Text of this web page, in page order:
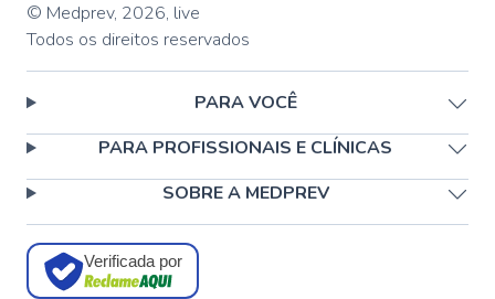
© Medprev, 2026, live
Todos os direitos reservados
PARA VOCÊ
PARA PROFISSIONAIS E CLÍNICAS
SOBRE A MEDPREV
Verificada por